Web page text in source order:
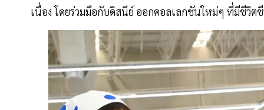
เนื่อง โดยร่วมมือกับดิสนีย์ ออกคอลเลกชันใหม่ๆ ที่มีชีวิต